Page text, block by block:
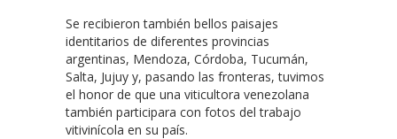
Se recibieron también bellos paisajes
identitarios de diferentes provincias
argentinas, Mendoza, Córdoba, Tucumán,
Salta, Jujuy y, pasando las fronteras, tuvimos
el honor de que una viticultora venezolana
también participara con fotos del trabajo
vitivinícola en su país.